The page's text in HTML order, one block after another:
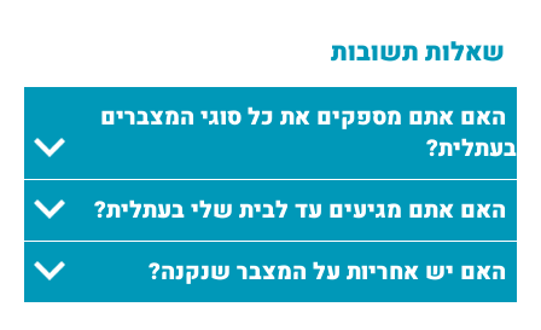
שאלות תשובות
האם אתם מספקים את כל סוגי המצברים
בעתלית?
האם אתם מגיעים עד לבית שלי בעתלית?
האם יש אחריות על המצבר שנקנה?